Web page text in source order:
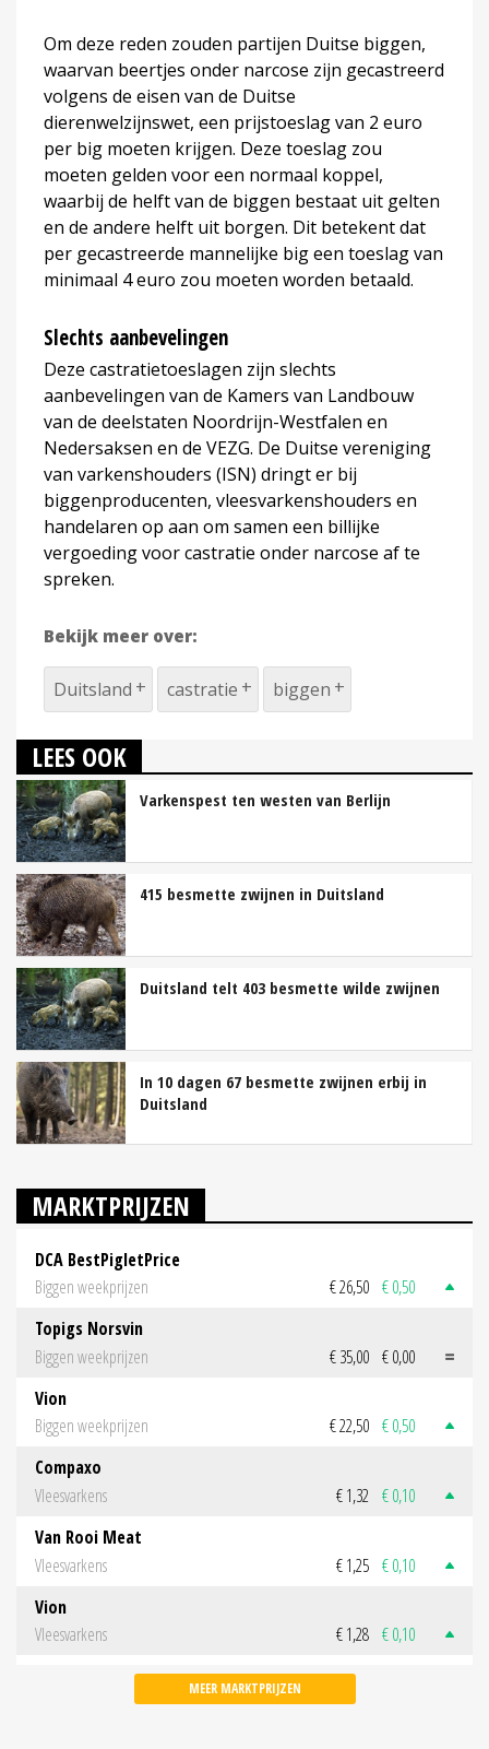
Om deze reden zouden partijen Duitse biggen,
waarvan beertjes onder narcose zijn gecastreerd
volgens de eisen van de Duitse
dierenwelzijnswet, een prijstoeslag van 2 euro
per big moeten krijgen. Deze toeslag zou
moeten gelden voor een normaal koppel,
waarbij de helft van de biggen bestaat uit gelten
en de andere helft uit borgen. Dit betekent dat
per gecastreerde mannelijke big een toeslag van
minimaal 4 euro zou moeten worden betaald.
Slechts aanbevelingen
Deze castratietoeslagen zijn slechts
aanbevelingen van de Kamers van Landbouw
van de deelstaten Noordrijn-Westfalen en
Nedersaksen en de VEZG. De Duitse vereniging
van varkenshouders (ISN) dringt er bij
biggenproducenten, vleesvarkenshouders en
handelaren op aan om samen een billijke
vergoeding voor castratie onder narcose af te
spreken.
Bekijk meer over:
Duitsland castratie biggen
LEES OOK
Varkenspest ten westen van Berlijn
415 besmette zwijnen in Duitsland
Duitsland telt 403 besmette wilde zwijnen
In 10 dagen 67 besmette zwijnen erbij in
Duitsland
MARKTPRIJZEN
DCA BestPigletPrice
Biggen weekprijzen
€ 26,50 € 0,50
Topigs Norsvin
Biggen weekprijzen
€ 35,00 € 0,00
Vion
Biggen weekprijzen
€ 22,50 € 0,50
Compaxo
Vleesvarkens
€ 1,32 € 0,10
Van Rooi Meat
Vleesvarkens
€ 1,25 € 0,10
Vion
Vleesvarkens
€ 1,28 € 0,10
MEER MARKTPRIJZEN